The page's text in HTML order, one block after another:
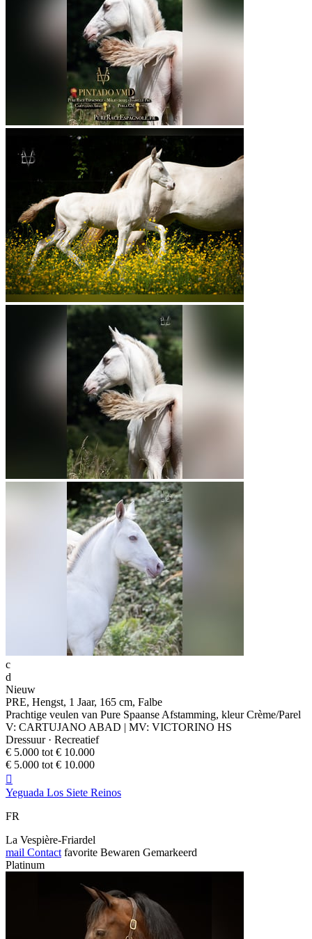
c
d
Nieuw
PRE, Hengst, 1 Jaar, 165 cm, Falbe
Prachtige veulen van Pure Spaanse Afstamming, kleur Crème/Parel
V: CARTUJANO ABAD | MV: VICTORINO HS
Dressuur · Recreatief
€ 5.000 tot € 10.000
€ 5.000 tot € 10.000

Yeguada Los Siete Reinos
FR
La Vespière-Friardel
mail Contact favorite Bewaren Gemarkeerd
Platinum